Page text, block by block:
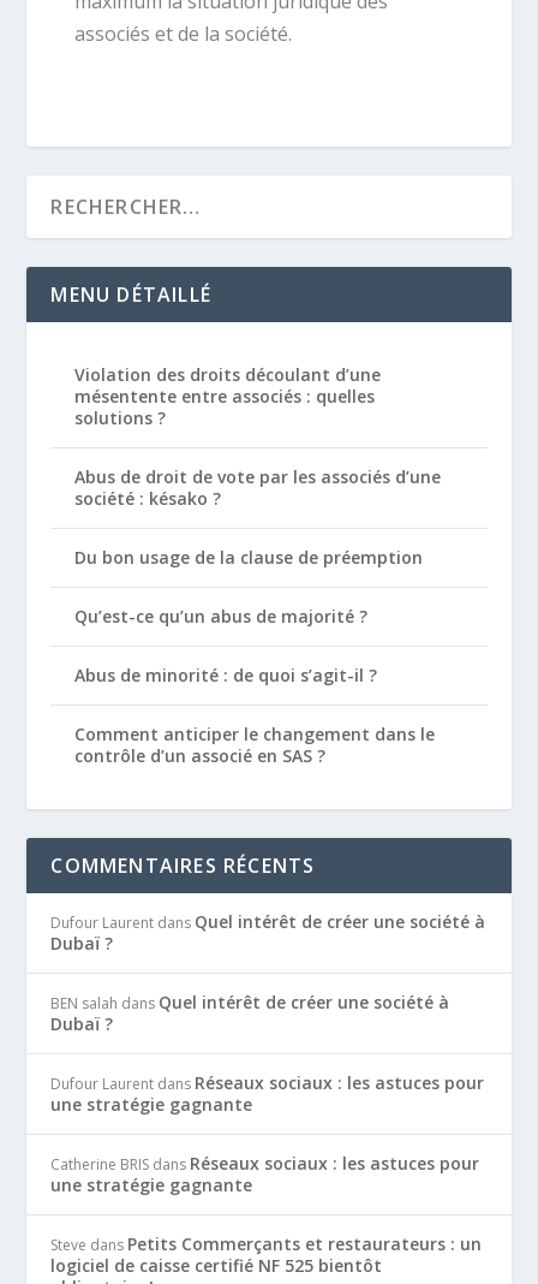
associés et de la société.
MENU DÉTAILLÉ
Violation des droits découlant d’une
mésentente entre associés : quelles
solutions ?
Abus de droit de vote par les associés d’une
société : késako ?
Du bon usage de la clause de préemption
Qu’est-ce qu’un abus de majorité ?
Abus de minorité : de quoi s’agit-il ?
Comment anticiper le changement dans le
contrôle d’un associé en SAS ?
COMMENTAIRES RÉCENTS
Dufour Laurent dans Quel intérêt de créer une société à
Dubaï ?
BEN salah dans Quel intérêt de créer une société à
Dubaï ?
Dufour Laurent dans Réseaux sociaux : les astuces pour
une stratégie gagnante
Catherine BRIS dans Réseaux sociaux : les astuces pour
une stratégie gagnante
Steve dans Petits Commerçants et restaurateurs : un
logiciel de caisse certifié NF 525 bientôt